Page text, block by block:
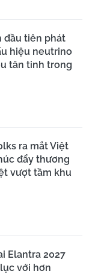
đầu tiên phát
hiệu neutrino
tân tinh trong
ra mắt Việt
đẩy thương
vượt tầm khu
Elantra 2027
với hơn